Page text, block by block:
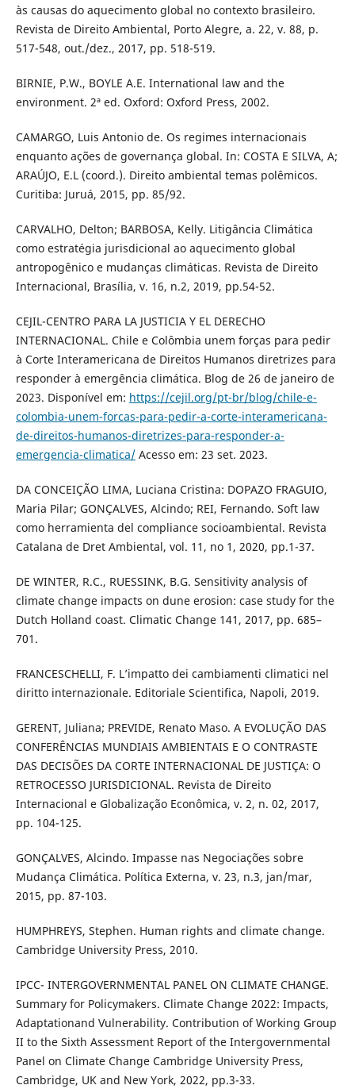
às causas do aquecimento global no contexto brasileiro.
Revista de Direito Ambiental, Porto Alegre, a. 22, v. 88, p.
517-548, out./dez., 2017, pp. 518-519.
BIRNIE, P.W., BOYLE A.E. International law and the
environment. 2ª ed. Oxford: Oxford Press, 2002.
CAMARGO, Luis Antonio de. Os regimes internacionais
enquanto ações de governança global. In: COSTA E SILVA, A;
ARAÚJO, E.L (coord.). Direito ambiental temas polêmicos.
Curitiba: Juruá, 2015, pp. 85/92.
CARVALHO, Delton; BARBOSA, Kelly. Litigância Climática
como estratégia jurisdicional ao aquecimento global
antropogênico e mudanças climáticas. Revista de Direito
Internacional, Brasília, v. 16, n.2, 2019, pp.54-52.
CEJIL-CENTRO PARA LA JUSTICIA Y EL DERECHO
INTERNACIONAL. Chile e Colômbia unem forças para pedir
à Corte Interamericana de Direitos Humanos diretrizes para
responder à emergência climática. Blog de 26 de janeiro de
2023. Disponível em: https://cejil.org/pt-br/blog/chile-e-
colombia-unem-forcas-para-pedir-a-corte-interamericana-
de-direitos-humanos-diretrizes-para-responder-a-
emergencia-climatica/Acesso em: 23 set. 2023.
DA CONCEIÇÃO LIMA, Luciana Cristina: DOPAZO FRAGUIO,
Maria Pilar; GONÇALVES, Alcindo; REI, Fernando. Soft law
como herramienta del compliance socioambiental. Revista
Catalana de Dret Ambiental, vol. 11, no 1, 2020, pp.1-37.
DE WINTER, R.C., RUESSINK, B.G. Sensitivity analysis of
climate change impacts on dune erosion: case study for the
Dutch Holland coast. Climatic Change 141, 2017, pp. 685–
701.
FRANCESCHELLI, F. L’impatto dei cambiamenti climatici nel
diritto internazionale. Editoriale Scientifica, Napoli, 2019.
GERENT, Juliana; PREVIDE, Renato Maso. A EVOLUÇÃO DAS
CONFERÊNCIAS MUNDIAIS AMBIENTAIS E O CONTRASTE
DAS DECISÕES DA CORTE INTERNACIONAL DE JUSTIÇA: O
RETROCESSO JURISDICIONAL. Revista de Direito
Internacional e Globalização Econômica, v. 2, n. 02, 2017,
pp. 104-125.
GONÇALVES, Alcindo. Impasse nas Negociações sobre
Mudança Climática. Política Externa, v. 23, n.3, jan/mar,
2015, pp. 87-103.
HUMPHREYS, Stephen. Human rights and climate change.
Cambridge University Press, 2010.
IPCC- INTERGOVERNMENTAL PANEL ON CLIMATE CHANGE.
Summary for Policymakers. Climate Change 2022: Impacts,
Adaptationand Vulnerability. Contribution of Working Group
II to the Sixth Assessment Report of the Intergovernmental
Panel on Climate Change Cambridge University Press,
Cambridge, UK and New York, 2022, pp.3-33.